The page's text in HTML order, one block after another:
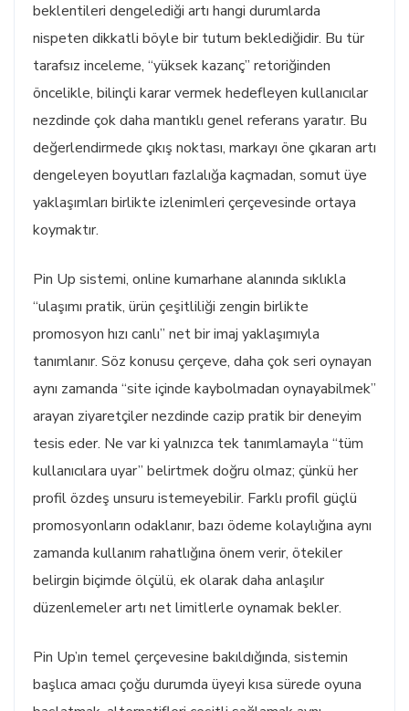
beklentileri dengelediği artı hangi durumlarda
nispeten dikkatli böyle bir tutum beklediğidir. Bu tür
tarafsız inceleme, “yüksek kazanç” retoriğinden
öncelikle, bilinçli karar vermek hedefleyen kullanıcılar
nezdinde çok daha mantıklı genel referans yaratır. Bu
değerlendirmede çıkış noktası, markayı öne çıkaran artı
dengeleyen boyutları fazlalığa kaçmadan, somut üye
yaklaşımları birlikte izlenimleri çerçevesinde ortaya
koymaktır.
Pin Up sistemi, online kumarhane alanında sıklıkla
“ulaşımı pratik, ürün çeşitliliği zengin birlikte
promosyon hızı canlı” net bir imaj yaklaşımıyla
tanımlanır. Söz konusu çerçeve, daha çok seri oynayan
aynı zamanda “site içinde kaybolmadan oynayabilmek”
arayan ziyaretçiler nezdinde cazip pratik bir deneyim
tesis eder. Ne var ki yalnızca tek tanımlamayla “tüm
kullanıcılara uyar” belirtmek doğru olmaz; çünkü her
profil özdeş unsuru istemeyebilir. Farklı profil güçlü
promosyonların odaklanır, bazı ödeme kolaylığına aynı
zamanda kullanım rahatlığına önem verir, ötekiler
belirgin biçimde ölçülü, ek olarak daha anlaşılır
düzenlemeler artı net limitlerle oynamak bekler.
Pin Up’ın temel çerçevesine bakıldığında, sistemin
başlıca amacı çoğu durumda üyeyi kısa sürede oyuna